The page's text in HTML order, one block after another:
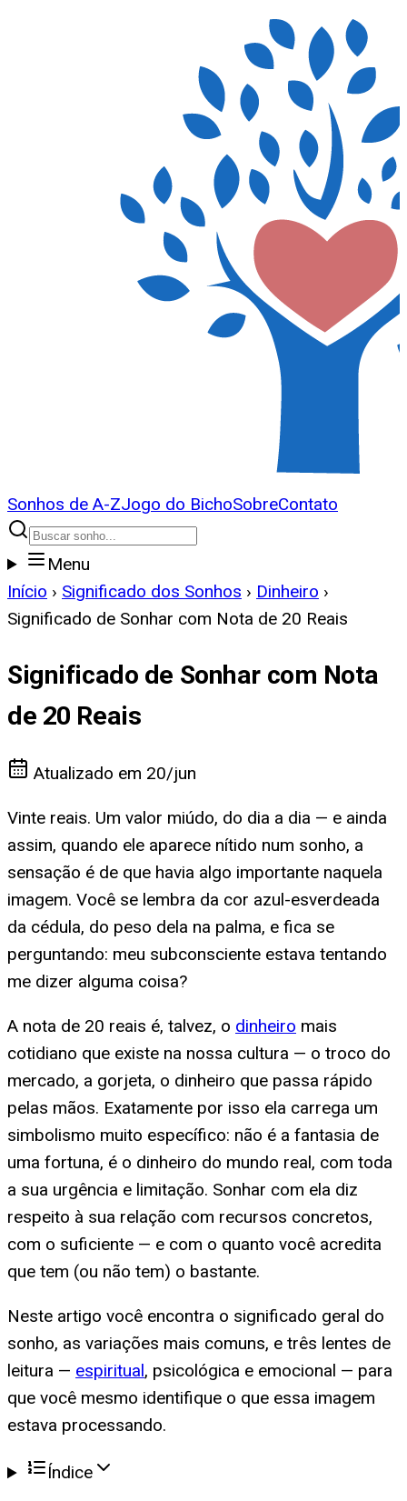
Sonhos de A-ZJogo do BichoSobreContato
Menu
Início › Significado dos Sonhos › Dinheiro ›
Significado de Sonhar com Nota de 20 Reais
Significado de Sonhar com Nota
de 20 Reais
Atualizado em 20/jun
Vinte reais. Um valor miúdo, do dia a dia — e ainda
assim, quando ele aparece nítido num sonho, a
sensação é de que havia algo importante naquela
imagem. Você se lembra da cor azul-esverdeada
da cédula, do peso dela na palma, e fica se
perguntando: meu subconsciente estava tentando
me dizer alguma coisa?
A nota de 20 reais é, talvez, o dinheiro mais
cotidiano que existe na nossa cultura — o troco do
mercado, a gorjeta, o dinheiro que passa rápido
pelas mãos. Exatamente por isso ela carrega um
simbolismo muito específico: não é a fantasia de
uma fortuna, é o dinheiro do mundo real, com toda
a sua urgência e limitação. Sonhar com ela diz
respeito à sua relação com recursos concretos,
com o suficiente — e com o quanto você acredita
que tem (ou não tem) o bastante.
Neste artigo você encontra o significado geral do
sonho, as variações mais comuns, e três lentes de
leitura — espiritual, psicológica e emocional — para
que você mesmo identifique o que essa imagem
estava processando.
Índice